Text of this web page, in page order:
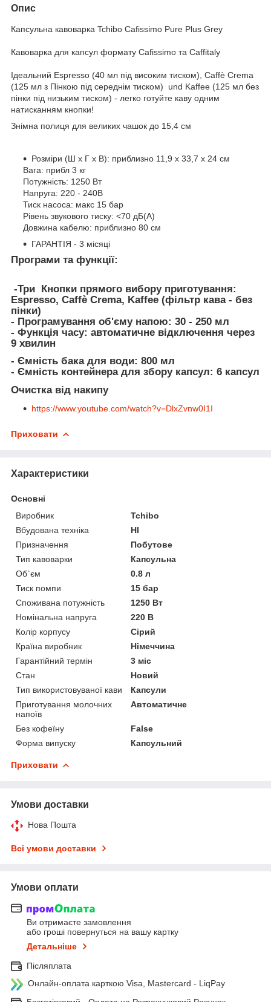
Опис
Капсульна кавоварка Tchibo Cafissimo Pure Plus Grey
Кавоварка для капсул формату Cafissimo та Caffitaly
Ідеальний Espresso (40 мл під високим тиском), Caffè Crema
(125 мл з Пінкою під середнім тиском) und Kaffee (125 мл без
пінки під низьким тиском) - легко готуйте каву одним
натисканням кнопки!
Знімна полиця для великих чашок до 15,4 см
Розміри (Ш x Г x В): приблизно 11,9 x 33,7 x 24 см
Вага: прибл 3 кг
Потужність: 1250 Вт
Напруга: 220 - 240В
Тиск насоса: макс 15 бар
Рівень звукового тиску: <70 дБ(A)
Довжина кабелю: приблизно 80 см
ГАРАНТІЯ - 3 місяці
Програми та функції:
-Три Кнопки прямого вибору приготування:
Espresso, Caffè Crema, Kaffee (фільтр кава - без
пінки)
- Програмування об'єму напою: 30 - 250 мл
- Функція часу: автоматичне відключення через
9 хвилин
- Ємність бака для води: 800 мл
- Ємність контейнера для збору капсул: 6 капсул
Очистка від накипу
https://www.youtube.com/watch?v=DlxZvnw0I1I
Приховати
Характеристики
Основні
Виробник
Tchibo
Вбудована техніка
НІ
Призначення
Побутове
Тип кавоварки
Капсульна
Об`єм
0.8 л
Тиск помпи
15 бар
Споживана потужність
1250 Вт
Номінальна напруга
220 В
Колір корпусу
Сірий
Країна виробник
Німеччина
Гарантійний термін
3 міс
Стан
Новий
Тип використовуваної кави
Капсули
Приготування молочних
напоїв
Автоматичне
Без кофеїну
False
Форма випуску
Капсульний
Приховати
Умови доставки
Нова Пошта
Всі умови доставки
Умови оплати
Ви отримаєте замовлення
або гроші повернуться на вашу картку
Детальніше
Післяплата
Онлайн-оплата карткою Visa, Mastercard - LiqPay